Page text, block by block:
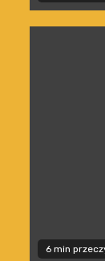
6 min